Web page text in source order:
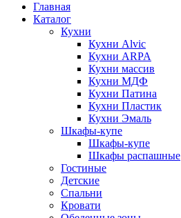
Главная
Каталог
Кухни
Кухни Alvic
Кухни ARPA
Кухни массив
Кухни МДФ
Кухни Патина
Кухни Пластик
Кухни Эмаль
Шкафы-купе
Шкафы-купе
Шкафы распашные
Гостиные
Детские
Спальни
Кровати